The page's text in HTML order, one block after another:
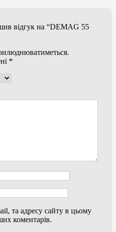
відгук на “DEMAG 55
*
та адресу сайту в цьому
коментарів.